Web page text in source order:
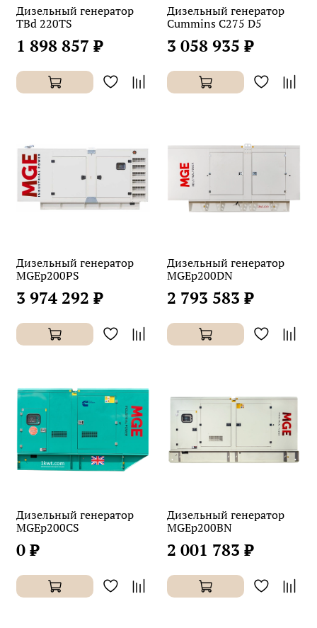
Дизельный генератор
TBd 220TS
1 898 857 ₽
Дизельный генератор
Cummins C275 D5
3 058 935 ₽
Дизельный генератор
MGEp200PS
3 974 292 ₽
Дизельный генератор
MGEp200DN
2 793 583 ₽
Дизельный генератор
MGEp200CS
0 ₽
Дизельный генератор
MGEp200BN
2 001 783 ₽